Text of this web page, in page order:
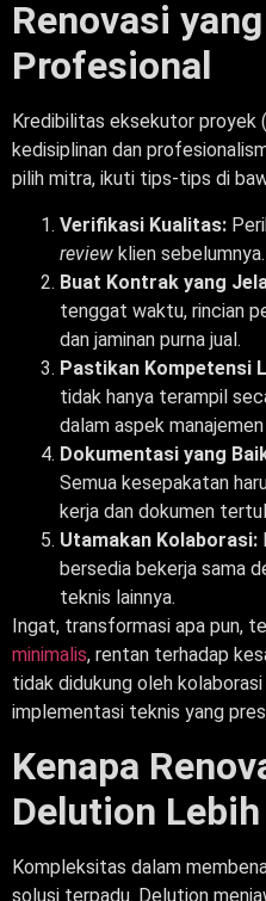
Renovasi
Profesional
Kredibilitas eksekutor proyek
kedisiplinan dan
pilih mitra, ikuti tips-tips di
Verifikasi Kualitas:
review klien sebelumnya.
Buat Kontrak yang
tenggat waktu, rincian
dan jaminan purna jual.
Pastikan Kompetensi
tidak hanya terampil
dalam aspek
Dokumentasi yang
Semua kesepakatan
kerja dan dokumen
Utamakan Kolaborasi:
bersedia bekerja sama
teknis lainnya.
Ingat, transformasi apa pun,
minimalis, rentan terhadap
tidak didukung oleh
implementasi teknis yang
Kenapa
Delution
Kompleksitas dalam
solusi terpadu. Delution